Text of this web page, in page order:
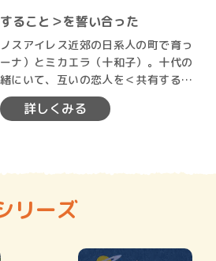
ること＞を誓い合った
スアイレス近郊の日系人の町で育っ
ナ）とミカエラ（十和子）。十代の
にいて、互いの恋人を＜共有するこ
詳しくみる
リーズ